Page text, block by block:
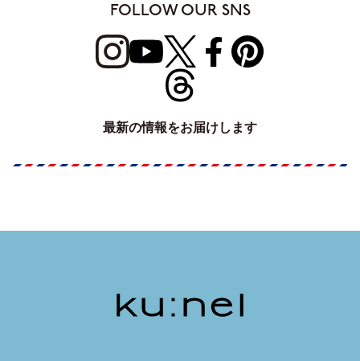
FOLLOW OUR SNS
最新の情報をお届けします